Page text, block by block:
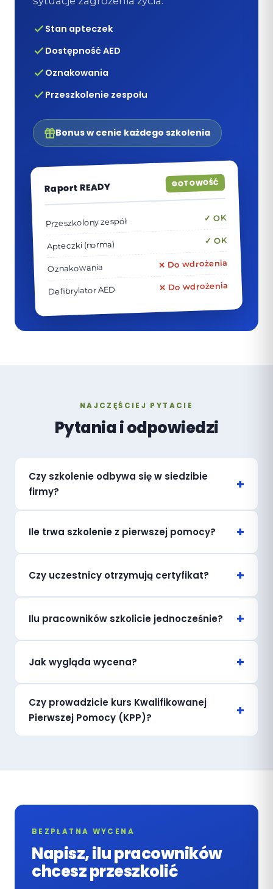
Stan apteczek
Dostępność AED
Oznakowania
Przeszkolenie zespołu
Bonus w cenie każdego szkolenia
Raport READY GOTOWOŚĆ
Przeszkolony zespół ✓ OK
Apteczki (norma) ✓ OK
Oznakowania ✕ Do wdrożenia
Defibrylator AED ✕ Do wdrożenia
NAJCZĘŚCIEJ PYTACIE
Pytania i odpowiedzi
Czy szkolenie odbywa się w siedzibie
firmy?
Ile trwa szkolenie z pierwszej pomocy?
Czy uczestnicy otrzymują certyfikat?
Ilu pracowników szkolicie jednocześnie?
Jak wygląda wycena?
Czy prowadzicie kurs Kwalifikowanej
Pierwszej Pomocy (KPP)?
BEZPŁATNA WYCENA
Napisz, ilu pracowników
chcesz przeszkolić